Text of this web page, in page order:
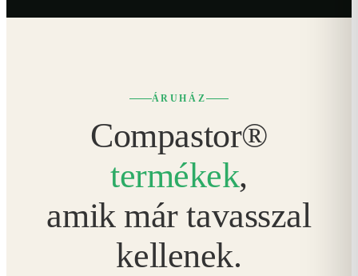
ÁRUHÁZ
Compastor®
termékek,
amik már tavasszal
kellenek.